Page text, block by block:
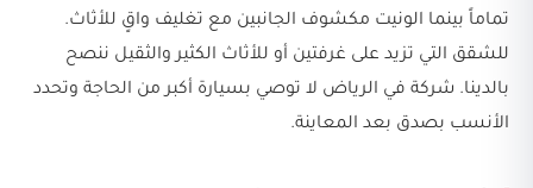
تماماً بينما الونيت مكشوف الجانبين مع تغليف واقٍ للأثاث.
للشقق التي تزيد على غرفتين أو للأثاث الكثير والثقيل ننصح
بالدينا. شركة في الرياض لا توصي بسيارة أكبر من الحاجة وتحدد
الأنسب بصدق بعد المعاينة.